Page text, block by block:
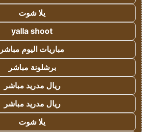
يلا شوت
yalla shoot
مباريات اليوم مباشر
برشلونة مباشر
ريال مدريد مباشر
ريال مدريد مباشر
يلا شوت